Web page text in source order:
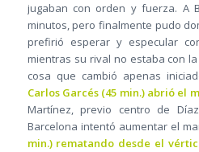
jugaban con orden y fuerza. A
minutos, pero finalmente pudo
prefirió esperar y especular
mientras su rival no estaba con
cosa que cambió apenas
Carlos Garcés (45 min.) abrió el
Martínez, previo centro de
Barcelona intentó aumentar el
min.) rematando desde el